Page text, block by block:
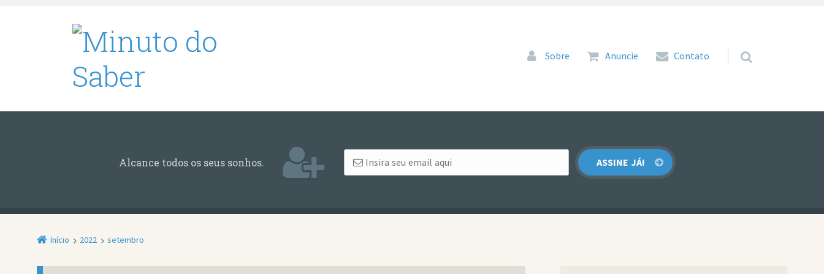
Pular para o conteúdo
Sobre Anuncie Contato
Alcance todos os seus sonhos.
Início 2022 setembro